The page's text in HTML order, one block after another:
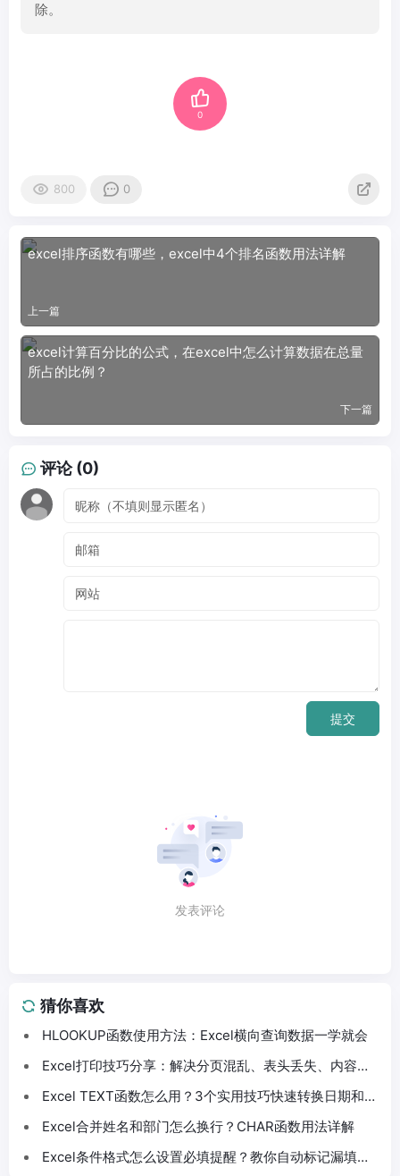
除。
0
800 0
excel排序函数有哪些，excel中4个排名函数用法详解
上一篇
excel计算百分比的公式，在excel中怎么计算数据在总量
所占的比例？
下一篇
评论 (0)
提交
发表评论
猜你喜欢
HLOOKUP函数使用方法：Excel横向查询数据一学就会
Excel打印技巧分享：解决分页混乱、表头丢失、内容截
Excel TEXT函数怎么用？3个实用技巧快速转换日期和数
Excel合并姓名和部门怎么换行？CHAR函数用法详解
Excel条件格式怎么设置必填提醒？教你自动标记漏填数